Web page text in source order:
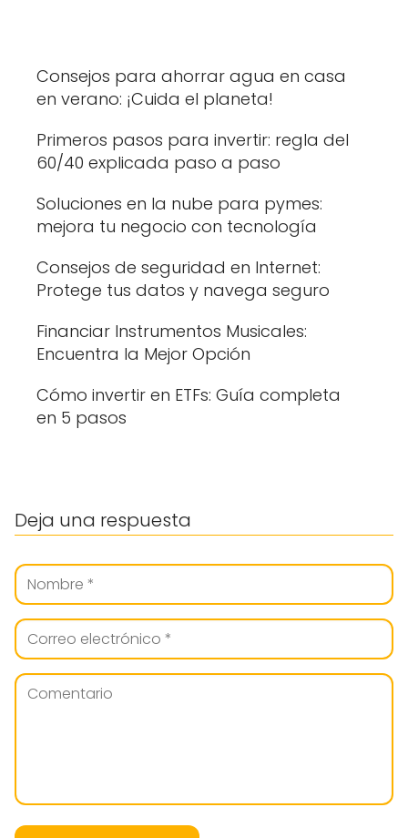
Consejos para ahorrar agua en casa
en verano: ¡Cuida el planeta!
Primeros pasos para invertir: regla del
60/40 explicada paso a paso
Soluciones en la nube para pymes:
mejora tu negocio con tecnología
Consejos de seguridad en Internet:
Protege tus datos y navega seguro
Financiar Instrumentos Musicales:
Encuentra la Mejor Opción
Cómo invertir en ETFs: Guía completa
en 5 pasos
Deja una respuesta